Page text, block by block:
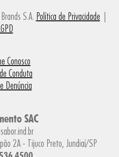
S.A. Política de Privacidade |
Conosco
Conduta
Denúncia
SAC
2A - Tijuco Preto, Jundiaí/SP